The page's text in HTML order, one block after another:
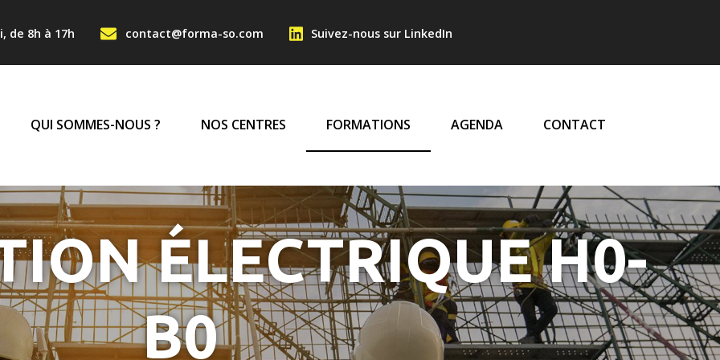
HAUT
de 8h à 17h contact@forma-so.com Suivez-nous sur LinkedIn
PRINCIPALE
QUI SOMMES-NOUS ? NOS CENTRES FORMATIONS AGENDA CONTACT
ÉLECTRIQUE H0-
B0